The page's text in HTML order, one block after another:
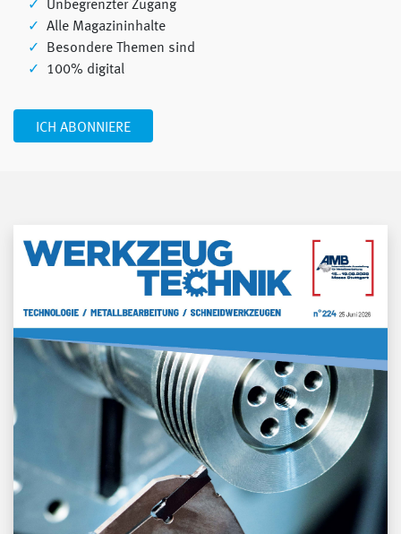
Unbegrenzter Zugang
Alle Magazininhalte
Besondere Themen sind
100% digital
ICH ABONNIERE